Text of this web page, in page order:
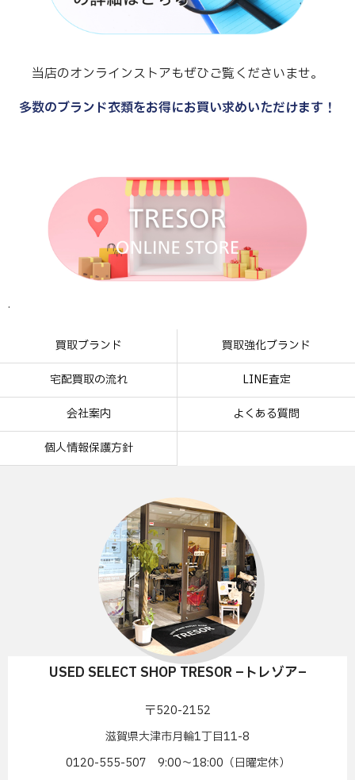
当店のオンラインストアもぜひご覧くださいませ。
多数のブランド衣類をお得にお買い求めいただけます！
.
買取ブランド 買取強化ブランド
宅配買取の流れ LINE査定
会社案内 よくある質問
個人情報保護方針
USED SELECT SHOP TRESOR –トレゾア–
〒520-2152
滋賀県大津市月輪1丁目11-8
0120-555-507 9:00〜18:00（日曜定休）